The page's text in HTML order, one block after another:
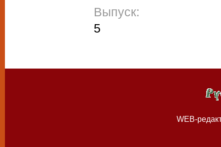
Выпуск:
5
WEB-